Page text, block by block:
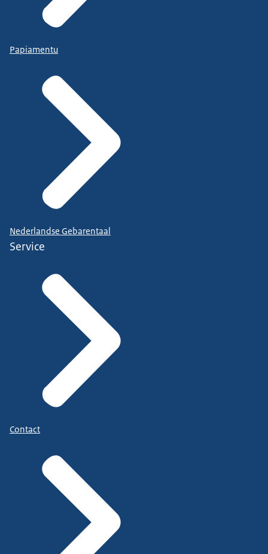
Papiamentu
Nederlandse Gebarentaal
Service
Contact